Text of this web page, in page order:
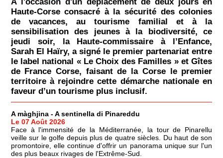
Haute-Corse consacré à la sécurité des colonies
de vacances, au tourisme familial et à la
sensibilisation des jeunes à la biodiversité, ce
jeudi soir, la Haute-commissaire à l’Enfance,
Sarah El Haïry, a signé le premier partenariat entre
le label national « Le Choix des Familles » et Gîtes
de France Corse, faisant de la Corse le premier
territoire à rejoindre cette démarche nationale en
faveur d’un tourisme plus inclusif.
A màghjina - A sentinella di Pinareddu
Le 07 Août 2026
Face à l'immensité de la Méditerranée, la tour de Pinarellu
veille sur le golfe depuis plus de quatre siècles. Du haut de son
promontoire, elle continue d'offrir un panorama unique sur l'un
des plus beaux rivages de l'Extrême-Sud.